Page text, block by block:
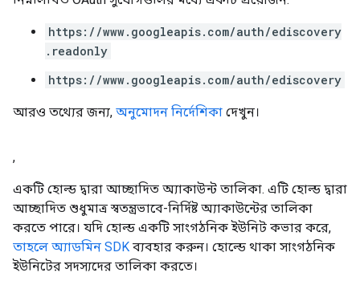
https://www.googleapis.com/auth/ediscovery
.readonly
https://www.googleapis.com/auth/ediscovery
আরও তথ্যের জন্য, অনুমোদন নির্দেশিকা দেখুন।
,
একটি হোল্ড দ্বারা আচ্ছাদিত অ্যাকাউন্ট তালিকা. এটি হোল্ড দ্বারা
আচ্ছাদিত শুধুমাত্র স্বতন্ত্রভাবে-নির্দিষ্ট অ্যাকাউন্টের তালিকা
করতে পারে। যদি হোল্ড একটি সাংগঠনিক ইউনিট কভার করে,
তাহলে অ্যাডমিন SDK ব্যবহার করুন। হোল্ডে থাকা সাংগঠনিক
ইউনিটের সদস্যদের তালিকা করতে।